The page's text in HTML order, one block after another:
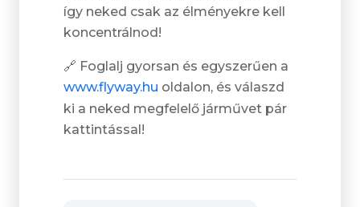
így neked csak az élményekre kell
koncentrálnod!
🔗 Foglalj gyorsan és egyszerűen a
www.flyway.hu oldalon, és válaszd
ki a neked megfelelő járművet pár
kattintással!